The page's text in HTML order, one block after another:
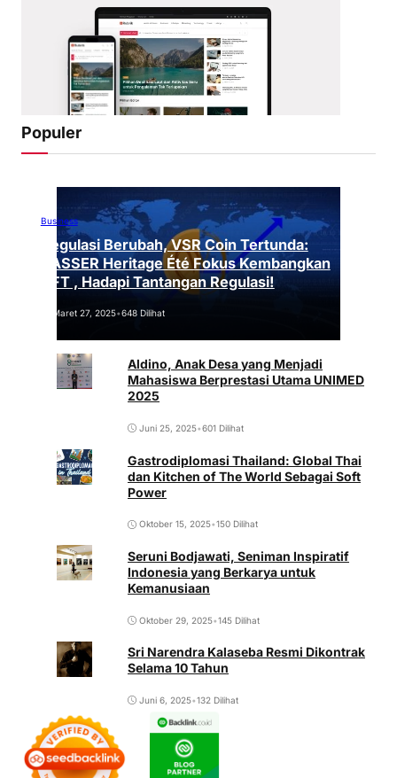
Populer
Business
Regulasi Berubah, VSR Coin Tertunda:
VASSER Heritage Été Fokus Kembangkan
NFT , Hadapi Tantangan Regulasi!
Maret 27, 2025•648 Dilihat
Aldino, Anak Desa yang Menjadi
Mahasiswa Berprestasi Utama UNIMED
2025
Juni 25, 2025•601 Dilihat
Gastrodiplomasi Thailand: Global Thai
dan Kitchen of The World Sebagai Soft
Power
Oktober 15, 2025•150 Dilihat
Seruni Bodjawati, Seniman Inspiratif
Indonesia yang Berkarya untuk
Kemanusiaan
Oktober 29, 2025•145 Dilihat
Sri Narendra Kalaseba Resmi Dikontrak
Selama 10 Tahun
Juni 6, 2025•132 Dilihat